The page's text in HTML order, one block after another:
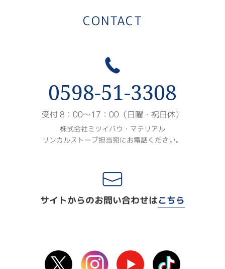
CONTACT
0598-51-3308
受付 8：00〜17：00（日曜・祝日休）
株式会社ミツイバウ・マテリアル
リンカルストーブ担当宛にお電話ください。
サイトからのお問い合わせはこちら
X(Twitter) instagram Youtube